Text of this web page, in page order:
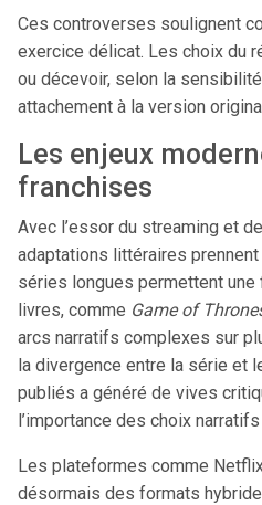
Ces controverses soulignent
exercice délicat. Les choix du
ou décevoir, selon la
attachement à la version
Les enjeux
franchises
Avec l’essor du streaming et
adaptations littéraires
séries longues permettent
livres, comme Game of
arcs narratifs complexes sur
la divergence entre la série et
publiés a généré de vives
l’importance des choix narratifs
Les plateformes comme
désormais des formats